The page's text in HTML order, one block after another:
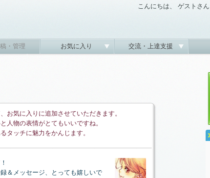
こんにちは、 ゲストさん
・管理 お気に入り 交流・上達支援
お気に入りに追加させていただきます。
人物の表情がとてもいいですね。
タッチに魅力をかんじます。
＆メッセージ、とっても嬉しいで